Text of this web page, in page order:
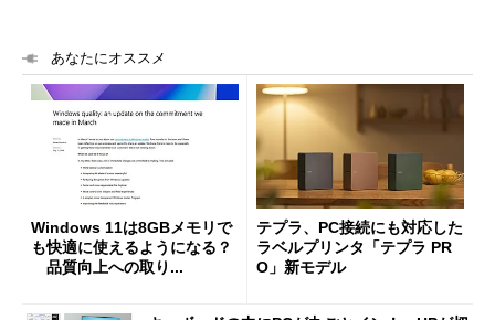
あなたにオススメ
Windows 11は8GBメモリで
も快適に使えるようになる？
品質向上への取り...
テプラ、PC接続にも対応した
ラベルプリンタ「テプラ PR
O」新モデル